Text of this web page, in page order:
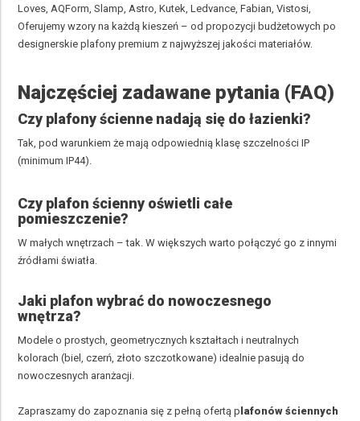
Loves, AQForm, Slamp, Astro, Kutek, Ledvance, Fabian, Vistosi,
Oferujemy wzory na każdą kieszeń – od propozycji budżetowych po
designerskie plafony premium z najwyższej jakości materiałów.
Najczęściej zadawane pytania (FAQ)
Czy plafony ścienne nadają się do łazienki?
Tak, pod warunkiem że mają odpowiednią klasę szczelności IP
(minimum IP44).
Czy plafon ścienny oświetli całe
pomieszczenie?
W małych wnętrzach – tak. W większych warto połączyć go z innymi
źródłami światła.
Jaki plafon wybrać do nowoczesnego
wnętrza?
Modele o prostych, geometrycznych kształtach i neutralnych
kolorach (biel, czerń, złoto szczotkowane) idealnie pasują do
nowoczesnych aranżacji.
Zapraszamy do zapoznania się z pełną ofertą p lafonów ściennych